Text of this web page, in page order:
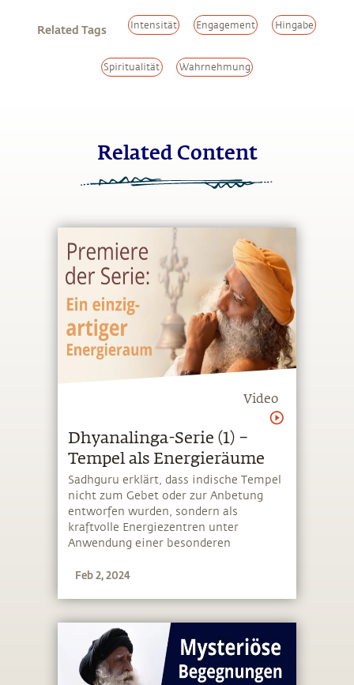
Related Tags Intensität Engagement Hingabe
Spiritualität Wahrnehmung
Related Content
Video
Dhyanalinga-Serie (1) –
Tempel als Energieräume
Sadhguru erklärt, dass indische Tempel
nicht zum Gebet oder zur Anbetung
entworfen wurden, sondern als
kraftvolle Energiezentren unter
Anwendung einer besonderen
Feb 2, 2024